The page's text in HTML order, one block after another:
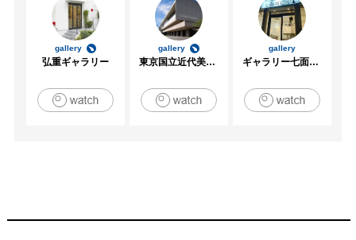
gallery
弘重ギャラリー
gallery
東京国立近代美術館
gallery
ギャラリー七面坂途中